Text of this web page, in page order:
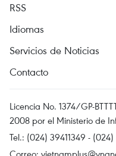
RSS
Idiomas
Servicios de Noticias
Contacto
Licencia No. 1374/GP-
2008 por el Ministerio de
Tel.: (024) 39411349 -